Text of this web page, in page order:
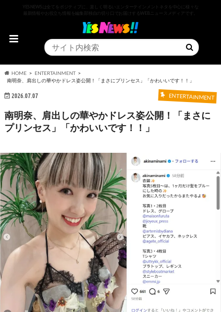
YESNEWSは全てをポジティブに、楽しく明るいエンターテインメントネタを中心に様々な
最新情報やお役立ち情報を編集部独自の切り口でお届けするWEBニュースメディアです。
HOME
ENTERTAINMENT
南明奈、肩出しの華やかドレス姿公開！「まさにプリンセス」「かわいいです！！」
2026.07.07 ENTERTAINMENT
南明奈、肩出しの華やかドレス姿公開！「まさに
プリンセス」「かわいいです！！」